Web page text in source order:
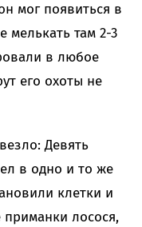
мог появиться в
мелькать там 2-3
в любое
его охоты не
Девять
в одно и то же
клетки и
лосося,